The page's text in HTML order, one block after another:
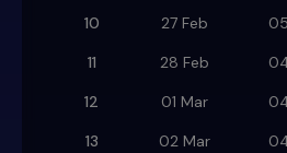
10
27 Feb
11
28 Feb
12
01 Mar
13
02 Mar